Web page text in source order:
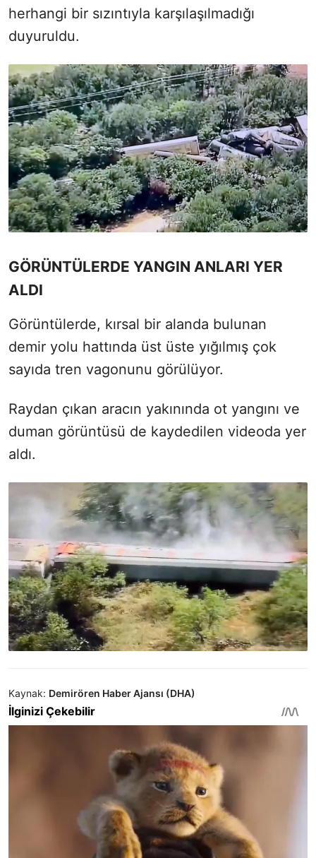
herhangi bir sızıntıyla karşılaşılmadığı
duyuruldu.
GÖRÜNTÜLERDE YANGIN ANLARI YER
ALDI
Görüntülerde, kırsal bir alanda bulunan
demir yolu hattında üst üste yığılmış çok
sayıda tren vagonunu görülüyor.
Raydan çıkan aracın yakınında ot yangını ve
duman görüntüsü de kaydedilen videoda yer
aldı.
Kaynak: Demirören Haber Ajansı (DHA)